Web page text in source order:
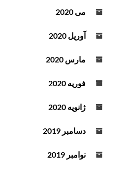
می 2020
آوریل 2020
مارس 2020
فوریه 2020
ژانویه 2020
دسامبر 2019
نوامبر 2019